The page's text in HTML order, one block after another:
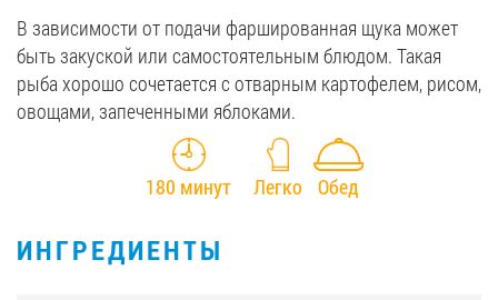
В зависимости от подачи фаршированная щука может
быть закуской или самостоятельным блюдом. Такая
рыба хорошо сочетается с отварным картофелем, рисом,
овощами, запеченными яблоками.
180 минут Легко Обед
ИНГРЕДИЕНТЫ